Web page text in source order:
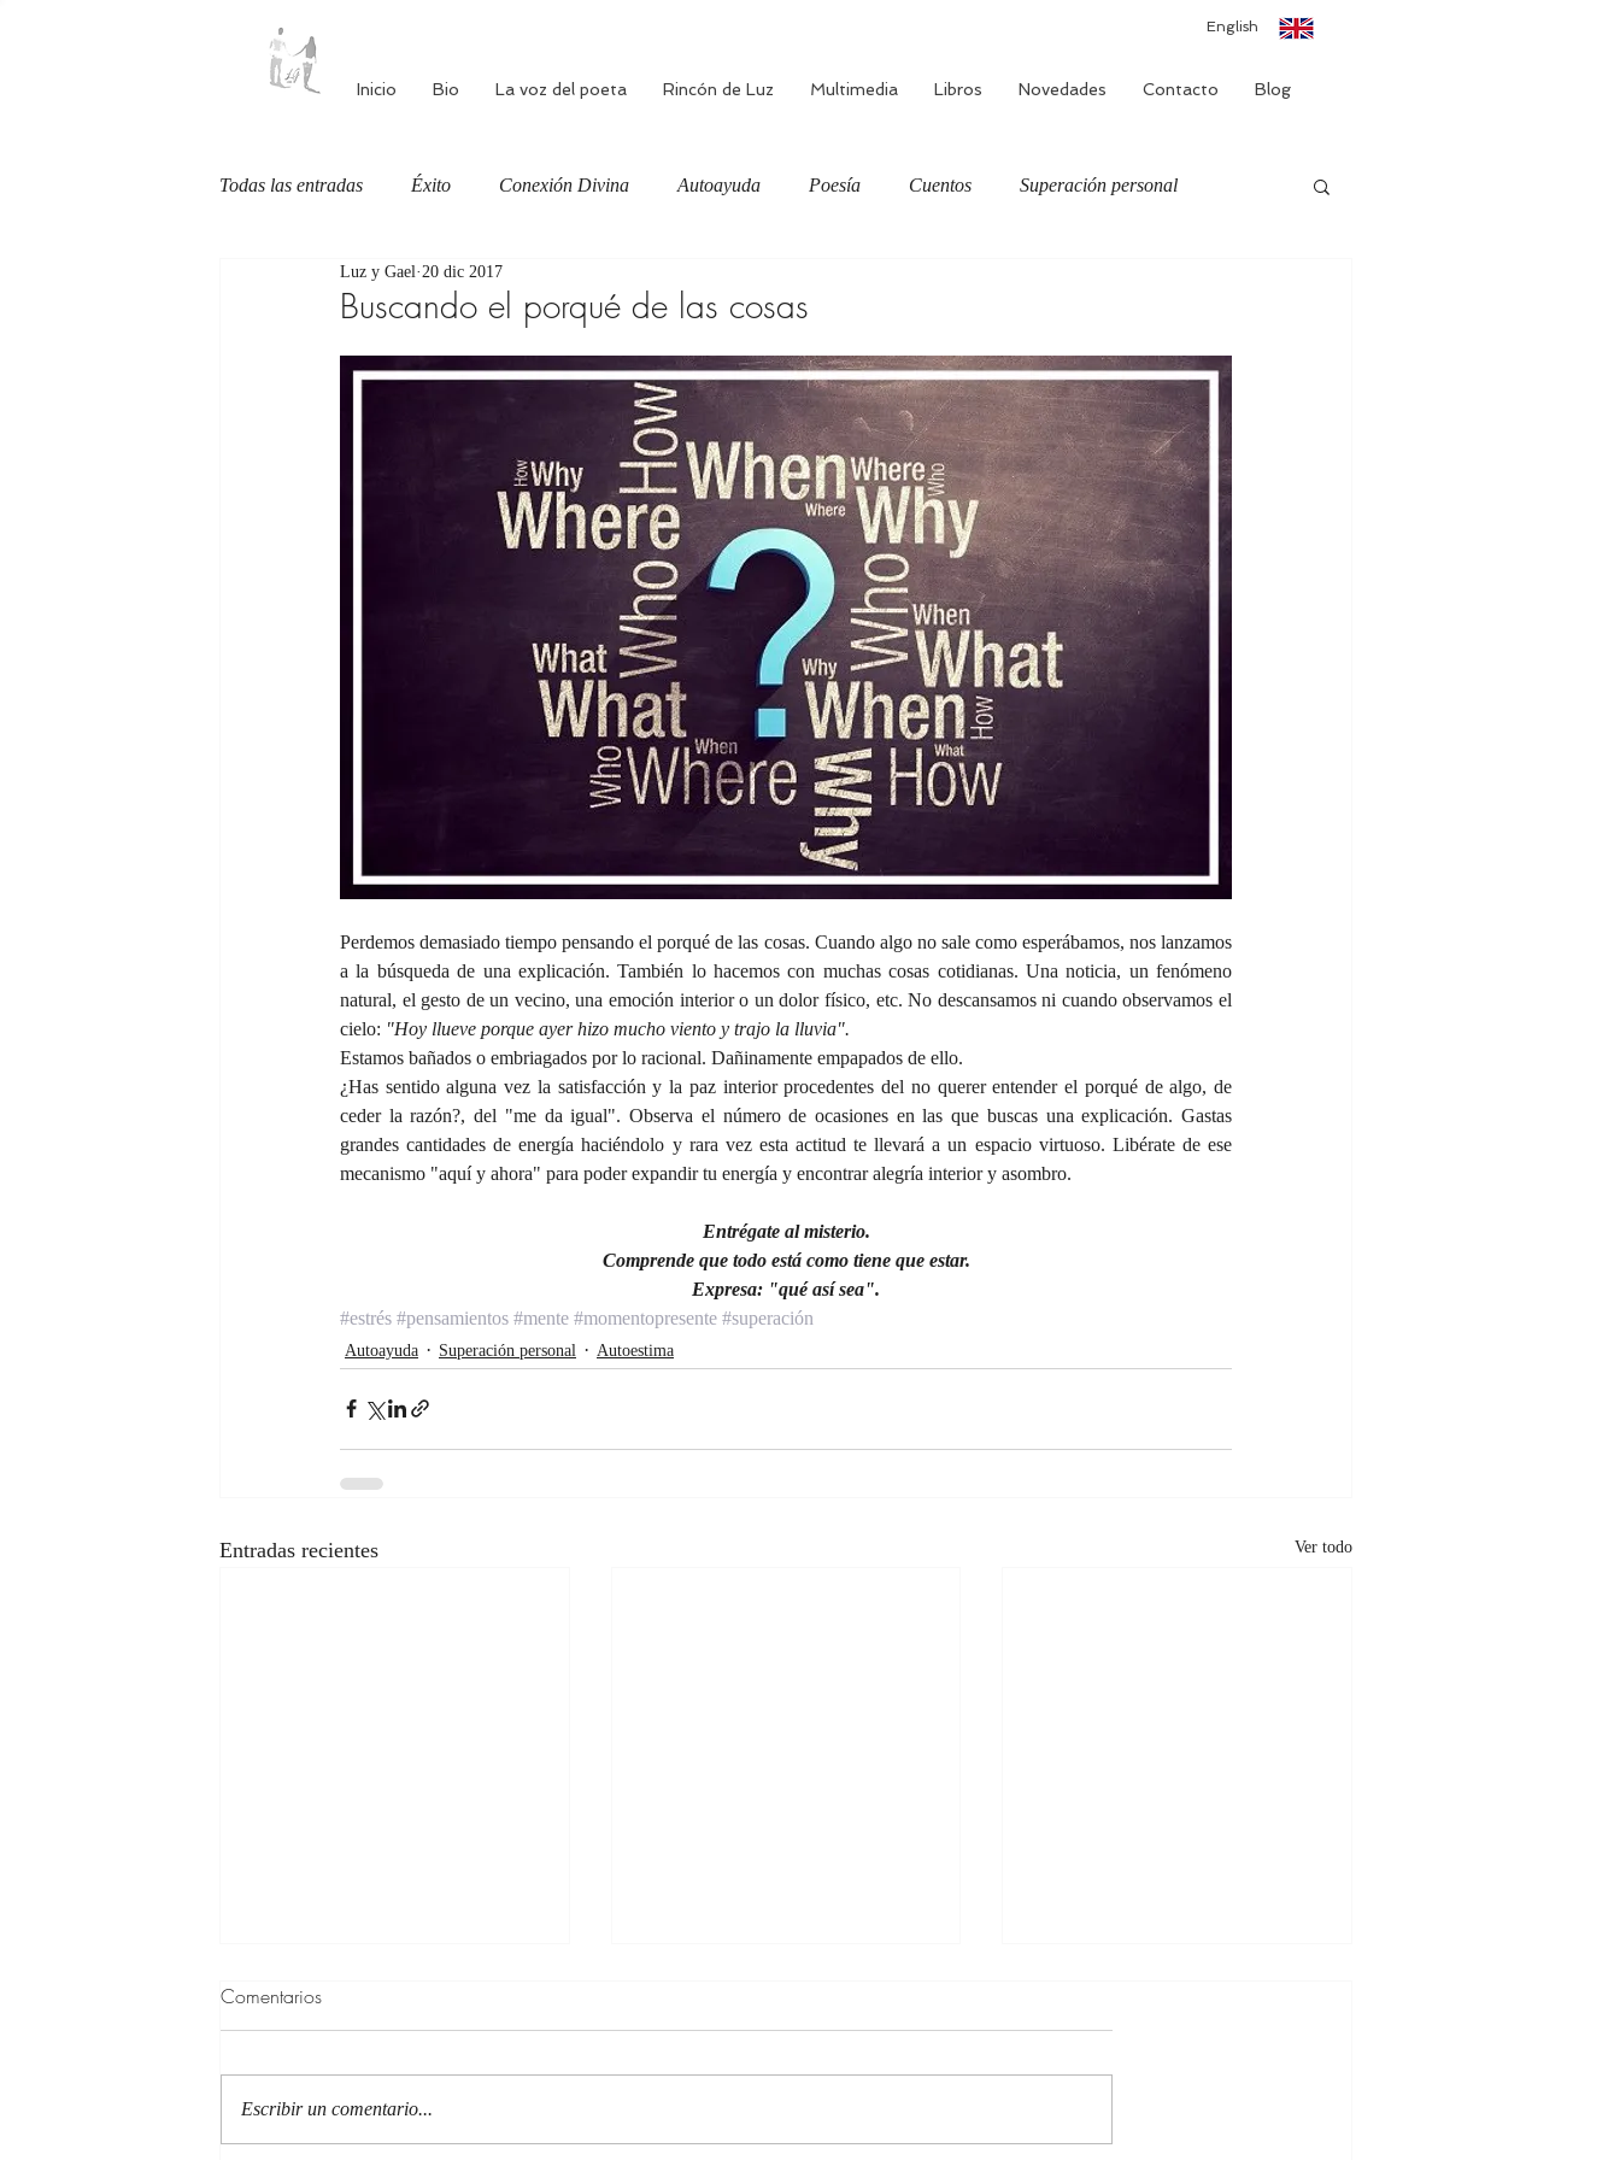
English
Inicio Bio La voz del poeta Rincón de Luz Multimedia Libros Novedades Contacto Blog
Todas las entradas Éxito Conexión Divina Autoayuda Poesía Cuentos Superación personal
Autoestima Alimentación consciente
Buscando el porqué de las cosas
Luz y Gael 20 dic 2017
Perdemos demasiado tiempo pensando el porqué de las cosas. Cuando algo no sale como esperábamos, nos lanzamos
a la búsqueda de una explicación. También lo hacemos con muchas cosas cotidianas. Una noticia, un fenómeno
natural, el gesto de un vecino, una emoción interior o un dolor físico, etc. No descansamos ni cuando observamos el
cielo: "Hoy llueve porque ayer hizo mucho viento y trajo la lluvia".
Estamos bañados o embriagados por lo racional. Dañinamente empapados de ello.
¿Has sentido alguna vez la satisfacción y la paz interior procedentes del no querer entender el porqué de algo, de
ceder la razón?, del "me da igual". Observa el número de ocasiones en las que buscas una explicación. Gastas
grandes cantidades de energía haciéndolo y rara vez esta actitud te llevará a un espacio virtuoso. Libérate de ese
mecanismo "aquí y ahora" para poder expandir tu energía y encontrar alegría interior y asombro.
Entrégate al misterio.
Comprende que todo está como tiene que estar.
Expresa: "qué así sea".
#estrés #pensamientos #mente #momentopresente #superación
Autoayuda Superación personal Autoestima
Entradas recientes Ver todo
Comentarios
Escribir un comentario...